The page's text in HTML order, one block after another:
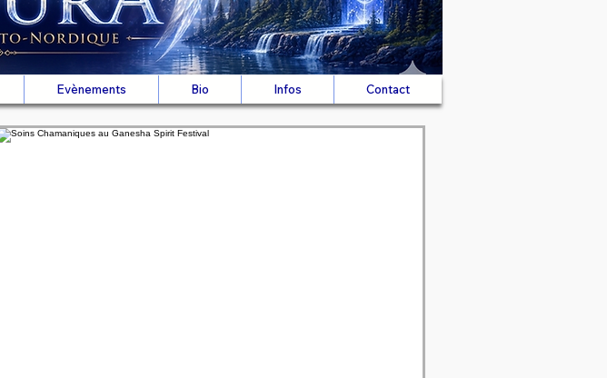
Evènements Bio Infos Contact